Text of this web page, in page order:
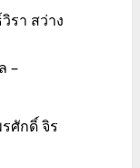
รา สว่าง
–
ศักดิ์ จิร